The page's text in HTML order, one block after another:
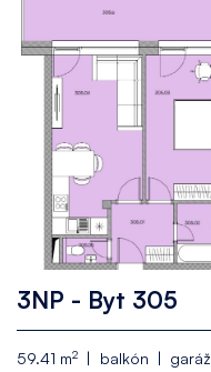
3NP - Byt 305
59.41 m2 balkón garáž